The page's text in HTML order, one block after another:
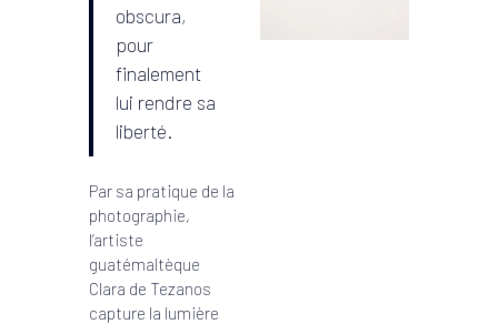
obscura,
pour
finalement
lui rendre sa
liberté.
Par sa pratique de la
photographie,
l’artiste
guatémaltèque
Clara de Tezanos
capture la lumière